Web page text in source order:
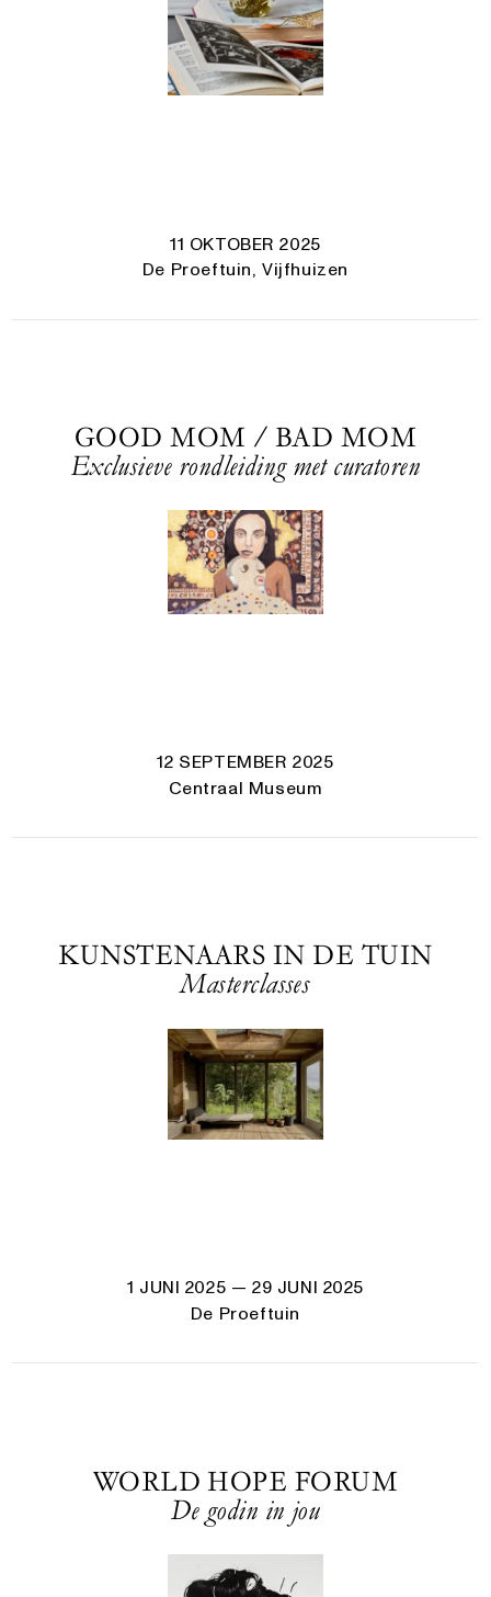
11 OKTOBER 2025
De Proeftuin, Vijfhuizen
GOOD MOM / BAD MOM
Exclusieve rondleiding met curatoren
12 SEPTEMBER 2025
Centraal Museum
KUNSTENAARS IN DE TUIN
Masterclasses
1 JUNI 2025 — 29 JUNI 2025
De Proeftuin
WORLD HOPE FORUM
De godin in jou